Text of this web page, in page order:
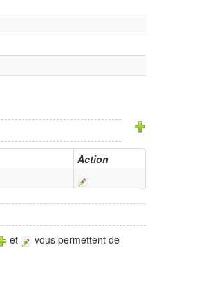
Action
et
vous permettent de